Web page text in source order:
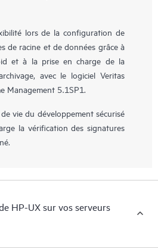
lors de la configuration de
de racine et de données grâce à
et à la prise en charge de la
avec le logiciel Veritas
Management 5.1SP1.
vie du développement sécurisé
la vérification des signatures
HP-UX sur vos serveurs